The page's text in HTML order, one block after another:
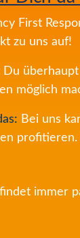
First
zu uns auf!
Du
möglich
Bei uns
immer